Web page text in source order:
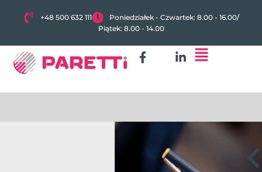
+48 500 632 111 Poniedziałek - Czwartek: 8.00 - 16.00/
Piątek: 8.00 - 14.00